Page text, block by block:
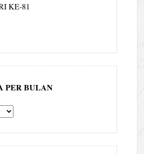
KE-81
PER BULAN